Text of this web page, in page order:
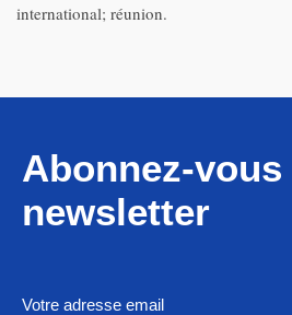
international; réunion.
Abonnez-
newsletter